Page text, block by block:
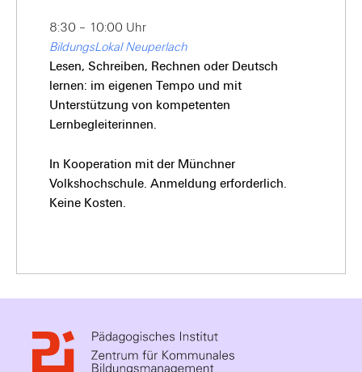
8:30 – 10:00 Uhr
BildungsLokal Neuperlach
Lesen, Schreiben, Rechnen oder Deutsch
lernen: im eigenen Tempo und mit
Unterstützung von kompetenten
Lernbegleiterinnen.
In Kooperation mit der Münchner
Volkshochschule. Anmeldung erforderlich.
Keine Kosten.